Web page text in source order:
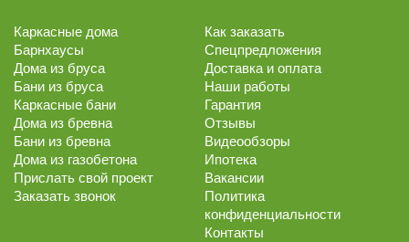
Каркасные дома
Барнхаусы
Дома из бруса
Бани из бруса
Каркасные бани
Дома из бревна
Бани из бревна
Дома из газобетона
Прислать свой проект
Заказать звонок
Как заказать
Спецпредложения
Доставка и оплата
Наши работы
Гарантия
Отзывы
Видеообзоры
Ипотека
Вакансии
Политика
конфиденциальности
Контакты